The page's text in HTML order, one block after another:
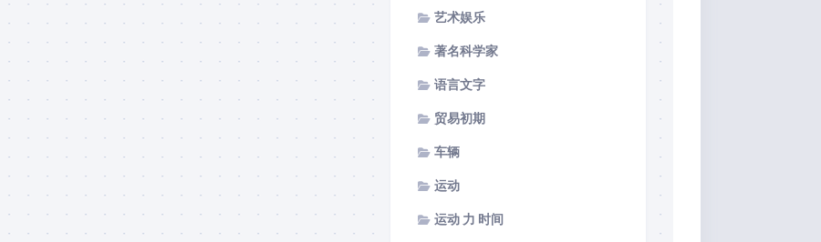
艺术娱乐
著名科学家
语言文字
贸易初期
车辆
运动
运动 力 时间